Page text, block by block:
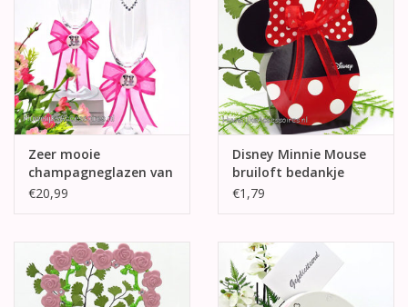
Zeer mooie
champagneglazen van
Mickey en Minnie
€20,99
Disney Minnie Mouse
bruiloft bedankje
€1,79